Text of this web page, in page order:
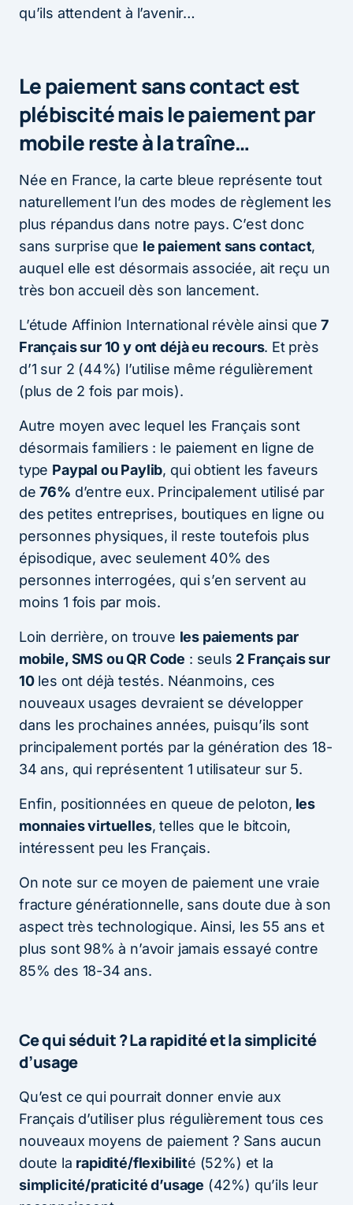
qu’ils attendent à l’avenir…
Le paiement sans contact est
plébiscité mais le paiement par
mobile reste à la traîne…
Née en France, la carte bleue représente tout
naturellement l’un des modes de règlement les
plus répandus dans notre pays. C’est donc
sans surprise que le paiement sans contact,
auquel elle est désormais associée, ait reçu un
très bon accueil dès son lancement.
L’étude Affinion International révèle ainsi que7
Français sur 10 y ont déjà eu recours. Et près
d’1 sur 2 (44%) l’utilise même régulièrement
(plus de 2 fois par mois).
Autre moyen avec lequel les Français sont
désormais familiers : le paiement en ligne de
type Paypal ou Paylib, qui obtient les faveurs
de76% d’entre eux. Principalement utilisé par
des petites entreprises, boutiques en ligne ou
personnes physiques, il reste toutefois plus
épisodique, avec seulement 40% des
personnes interrogées, qui s’en servent au
moins 1 fois par mois.
Loin derrière, on trouve les paiements par
mobile, SMS ou QR Code : seuls 2 Français sur
10les ont déjà testés. Néanmoins, ces
nouveaux usages devraient se développer
dans les prochaines années, puisqu’ils sont
principalement portés par la génération des 18-
34 ans, qui représentent 1 utilisateur sur 5.
Enfin, positionnées en queue de peloton, les
monnaies virtuelles, telles que le bitcoin,
intéressent peu les Français.
On note sur ce moyen de paiement une vraie
fracture générationnelle, sans doute due à son
aspect très technologique. Ainsi, les 55 ans et
plus sont 98% à n’avoir jamais essayé contre
85% des 18-34 ans.
Ce qui séduit ? La rapidité et la simplicité
d’usage
Qu’est ce qui pourrait donner envie aux
Français d’utiliser plus régulièrement tous ces
nouveaux moyens de paiement ? Sans aucun
doute la rapidité/flexibilité (52%) et la
simplicité/praticité d’usage (42%) qu’ils leur